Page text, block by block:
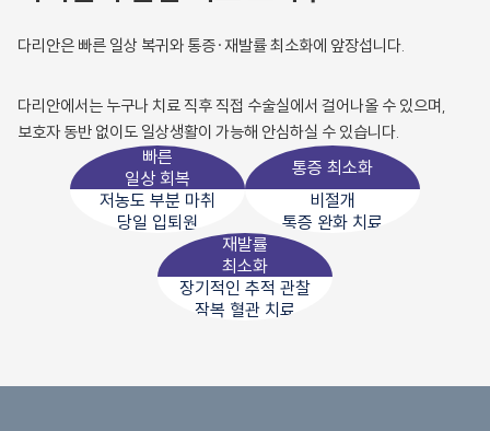
다리안은 빠른 일상 복귀와 통증·재발률 최소화에 앞장섭니다.
다리안에서는 누구나 치료 직후 직접 수술실에서 걸어나올 수 있으며,
보호자 동반 없이도 일상생활이 가능해 안심하실 수 있습니다.
빠른
일상 회복
저농도 부분 마취
당일 입퇴원
통증 최소화
비절개
통증 완화 치료
재발률
최소화
장기적인 추적 관찰
잠복 혈관 치료